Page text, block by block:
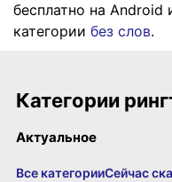
бесплатно на
категории без слов.
Категории
Актуальное
Все категорииСейчас